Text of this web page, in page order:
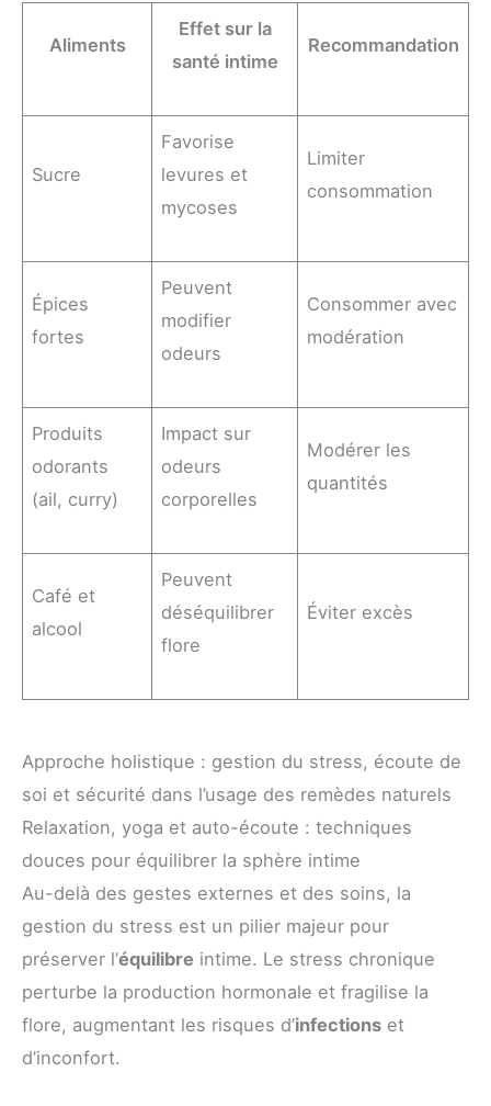
Aliments
Effet sur la
santé intime
Recommandation
Sucre
Favorise
levures et
mycoses
Limiter
consommation
Épices
fortes
Peuvent
modifier
odeurs
Consommer avec
modération
Produits
odorants
(ail, curry)
Impact sur
odeurs
corporelles
Modérer les
quantités
Café et
alcool
Peuvent
déséquilibrer
flore
Éviter excès
Approche holistique : gestion du stress, écoute de
soi et sécurité dans l’usage des remèdes naturels
Relaxation, yoga et auto-écoute : techniques
douces pour équilibrer la sphère intime
Au-delà des gestes externes et des soins, la
gestion du stress est un pilier majeur pour
préserver l’équilibre intime. Le stress chronique
perturbe la production hormonale et fragilise la
flore, augmentant les risques d’infections et
d’inconfort.